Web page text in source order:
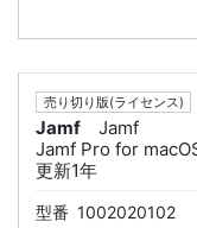
売り切り版(ライセンス)
Jamf
Jamf
Jamf Pro for
更新1年
型番 1002020102